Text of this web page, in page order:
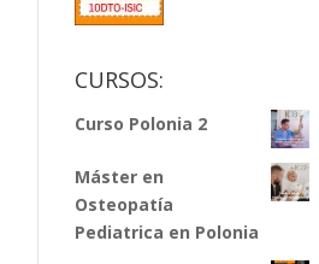
CURSOS:
Curso Polonia 2
Máster en
Osteopatía
Pediatrica en Polonia